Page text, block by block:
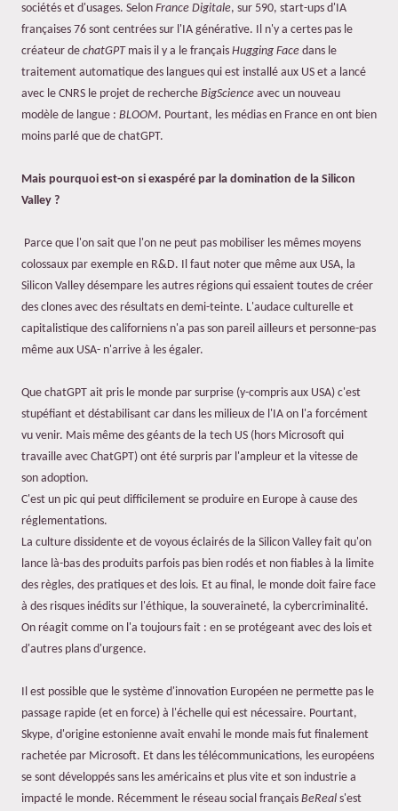
sociétés et d'usages. Selon France Digitale, sur 590, start-ups d'IA
françaises 76 sont centrées sur l'IA générative. Il n'y a certes pas le
créateur de chatGPT mais il y a le français Hugging Face dans le
traitement automatique des langues qui est installé aux US et a lancé
avec le CNRS le projet de recherche BigScience avec un nouveau
modèle de langue : BLOOM. Pourtant, les médias en France en ont bien
moins parlé que de chatGPT.
Mais pourquoi est-on si exaspéré par la domination de la Silicon
Valley ?
Parce que l'on sait que l'on ne peut pas mobiliser les mêmes moyens
colossaux par exemple en R&D. Il faut noter que même aux USA, la
Silicon Valley désempare les autres régions qui essaient toutes de créer
des clones avec des résultats en demi-teinte. L'audace culturelle et
capitalistique des californiens n'a pas son pareil ailleurs et personne-pas
même aux USA- n'arrive à les égaler.
Que chatGPT ait pris le monde par surprise (y-compris aux USA) c'est
stupéfiant et déstabilisant car dans les milieux de l'IA on l'a forcément
vu venir. Mais même des géants de la tech US (hors Microsoft qui
travaille avec ChatGPT) ont été surpris par l'ampleur et la vitesse de
son adoption.
C'est un pic qui peut difficilement se produire en Europe à cause des
réglementations.
La culture dissidente et de voyous éclairés de la Silicon Valley fait qu'on
lance là-bas des produits parfois pas bien rodés et non fiables à la limite
des règles, des pratiques et des lois. Et au final, le monde doit faire face
à des risques inédits sur l'éthique, la souveraineté, la cybercriminalité.
On réagit comme on l'a toujours fait : en se protégeant avec des lois et
d'autres plans d'urgence.
Il est possible que le système d'innovation Européen ne permette pas le
passage rapide (et en force) à l'échelle qui est nécessaire. Pourtant,
Skype, d'origine estonienne avait envahi le monde mais fut finalement
rachetée par Microsoft. Et dans les télécommunications, les européens
se sont développés sans les américains et plus vite et son industrie a
impacté le monde. Récemment le réseau social français BeReal s'est